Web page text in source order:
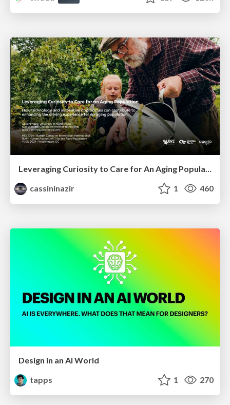
Leveraging Curiosity to Care for An Aging Population
cassininazir
1 460
Design in an AI World
tapps
1 270